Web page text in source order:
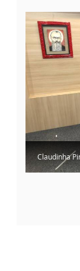
Claudinha